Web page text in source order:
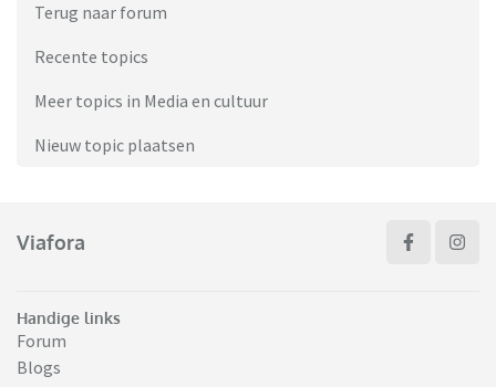
Terug naar forum
Recente topics
Meer topics in Media en cultuur
Nieuw topic plaatsen
Viafora
Handige links
Forum
Blogs